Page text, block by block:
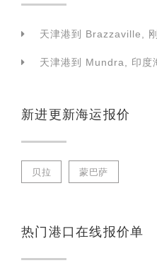
天津港到 Brazzaville,
天津港到 Mundra, 印度
新进更新海运报价
贝拉 蒙巴萨
热门港口在线报价单